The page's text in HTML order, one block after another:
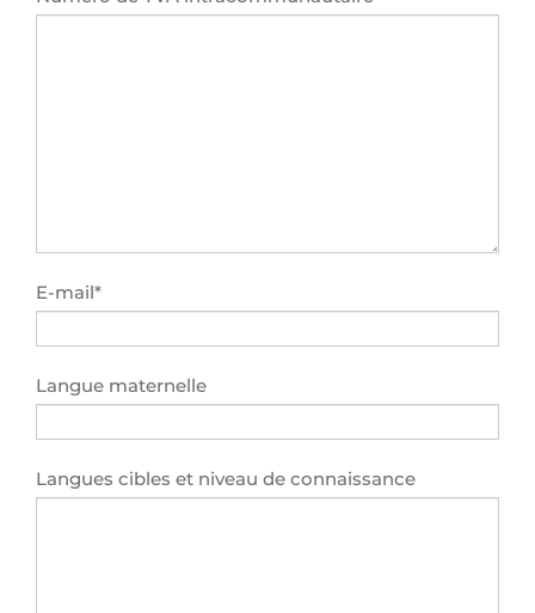
E-mail*
Langue maternelle
Langues cibles et niveau de connaissance